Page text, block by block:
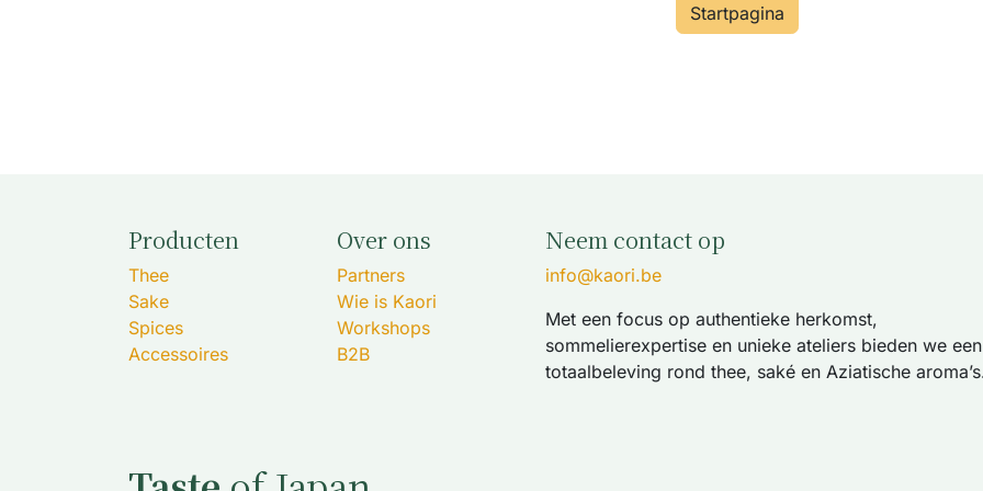
Startpagina
Producten
Thee
Sake
Spices
Accessoires
Over ons
Partners
Wie is Kaori
Workshops
B2B
Neem contact op
info@kaori.be
Met een focus op authentieke herkomst,
sommelierexpertise en unieke ateliers bieden we een
totaalbeleving rond thee, saké en Aziatische